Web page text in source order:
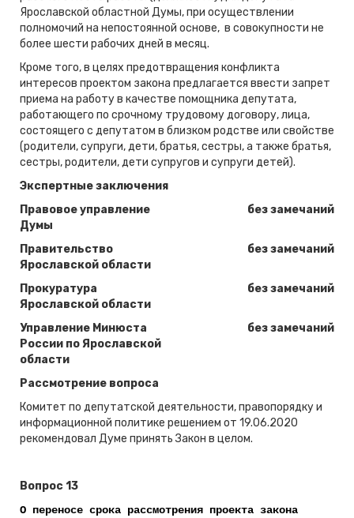
Ярославской областной Думы, при осуществлении
полномочий на непостоянной основе, в совокупности не
более шести рабочих дней в месяц.
Кроме того, в целях предотвращения конфликта
интересов проектом закона предлагается ввести запрет
приема на работу в качестве помощника депутата,
работающего по срочному трудовому договору, лица,
состоящего с депутатом в близком родстве или свойстве
(родители, супруги, дети, братья, сестры, а также братья,
сестры, родители, дети супругов и супруги детей).
Экспертные заключения
Правовое управление
Думы
без замечаний
Правительство
Ярославской области
без замечаний
Прокуратура
Ярославской области
без замечаний
Управление Минюста
России по Ярославской
области
без замечаний
Рассмотрение вопроса
Комитет по депутатской деятельности, правопорядку и
информационной политике решением от 19.06.2020
рекомендовал Думе принять Закон в целом.
Вопрос 13
О переносе срока рассмотрения проекта закона